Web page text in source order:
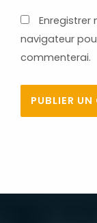
Enregistrer
navigateur
commenterai.